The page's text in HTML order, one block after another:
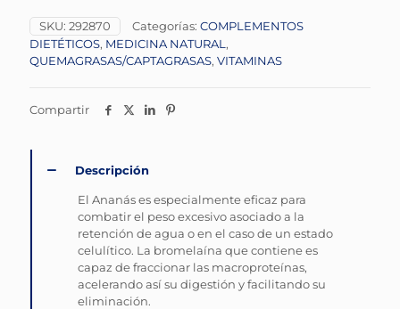
SKU: 292870 Categorías: COMPLEMENTOS
DIETÉTICOS, MEDICINA NATURAL ,
QUEMAGRASAS/CAPTAGRASAS, VITAMINAS
Compartir
Descripción
El Ananás es especialmente eficaz para
combatir el peso excesivo asociado a la
retención de agua o en el caso de un estado
celulítico. La bromelaína que contiene es
capaz de fraccionar las macroproteínas,
acelerando así su digestión y facilitando su
eliminación.